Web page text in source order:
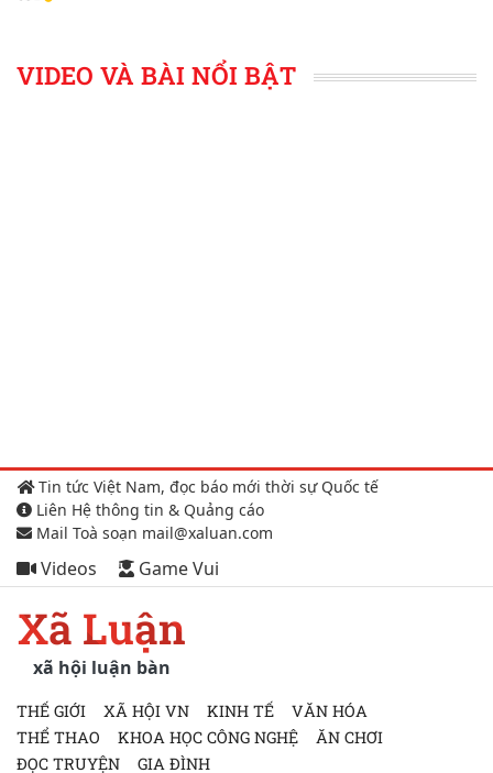
VIDEO VÀ BÀI NỔI BẬT
Tin tức Việt Nam, đọc báo mới thời sự Quốc tế
Liên Hệ thông tin & Quảng cáo
Mail Toà soạn mail@xaluan.com
Videos Game Vui
Xã Luận
xã hội luận bàn
THẾ GIỚI XÃ HỘI VN KINH TẾ
VĂN HÓA
THỂ THAO
KHOA HỌC CÔNG NGHỆ
ĂN CHƠI
ĐỌC TRUYỆN
GIA ĐÌNH